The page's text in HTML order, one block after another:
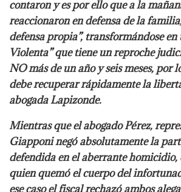
contaron y es por ello que a la
reaccionaron en defensa de la
defensa propia”, transformándose
Violenta” que tiene un reproche
NO más de un año y seis meses, por
debe recuperar rápidamente la
abogada Lapizonde.
Mientras que el abogado Pérez,
Giapponi negó absolutamente la
defendida en el aberrante homicidio,
quien quemó el cuerpo del
ese caso el fiscal rechazó ambos